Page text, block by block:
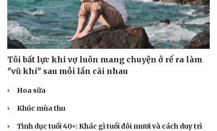
Tôi bất lực khi vợ luôn mang chuyện ở rể ra làm
"vũ khí" sau mỗi lần cãi nhau
Hoa sữa
Khúc mùa thu
Tình dục tuổi 40+: Khác gì tuổi đôi mươi và cách duy trì